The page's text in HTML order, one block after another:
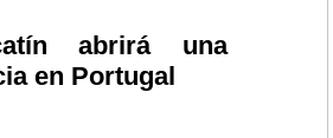
abrirá una
en Portugal